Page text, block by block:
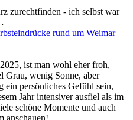
zurechtfinden - ich selbst war
rund um Weimar
ist man wohl eher froh,
Grau, wenig Sonne, aber
ein persönliches Gefühl sein,
Jahr intensiver ausfiel als im
schöne Momente und auch